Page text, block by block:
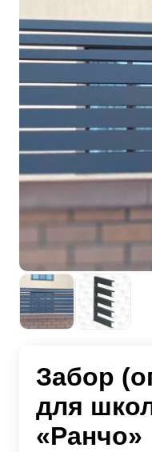
Забор
для
«Ранчо»